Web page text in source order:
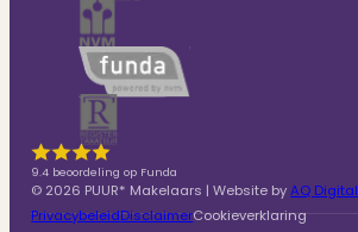
9.4 beoordeling op Funda
© 2026 PUUR* Makelaars | Website byAQ Digital
PrivacybeleidDisclaimerCookieverklaring